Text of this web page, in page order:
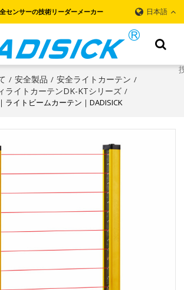
センサーの技術リーダーメーカー 日本語
/ 安全製品 / 安全ライトカーテン /
ライトカーテンDK-KTシリーズ /
ライトビームカーテン｜DADISICK